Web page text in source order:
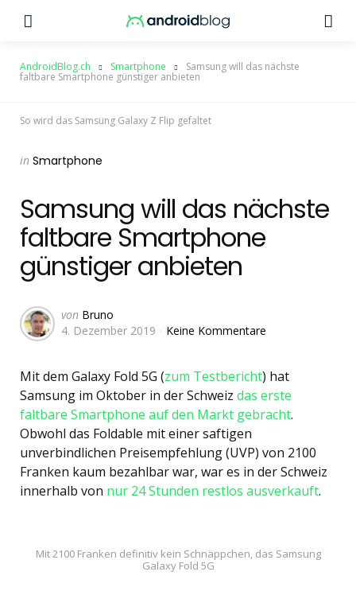
AndroidBlog.ch Smartphone Samsung will das nächste
faltbare Smartphone günstiger anbieten
So wird das Samsung Galaxy Z Flip gefaltet
Categories
Posted
in Smartphone
Samsung will das nächste
faltbare Smartphone
günstiger anbieten
Geschrieben
von
von Bruno
4. Dezember 2019
Keine Kommentare
Mit dem Galaxy Fold 5G (zum Testbericht) hat
Samsung im Oktober in der Schweiz das erste
faltbare Smartphone auf den Markt gebracht.
Obwohl das Foldable mit einer saftigen
unverbindlichen Preisempfehlung (UVP) von 2100
Franken kaum bezahlbar war, war es in der Schweiz
innerhalb von nur 24 Stunden restlos ausverkauft.
Mit 2100 Franken definitiv kein Schnäppchen, das Samsung
Galaxy Fold 5G